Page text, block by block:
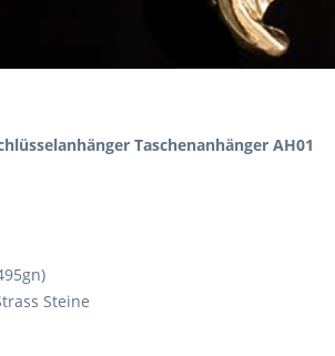
Taschenanhänger AH01
Steine